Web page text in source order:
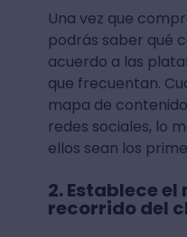
Una vez que
podrás saber qué
acuerdo a las
que frecuentan.
mapa de
redes sociales, lo
ellos sean los
2. Establece
recorrido del